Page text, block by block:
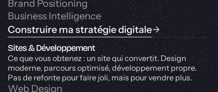
Brand Positioning
Business Intelligence
Construire ma stratégie digitale
Sites & Développement
Ce que vous obtenez : un site qui convertit. Design
moderne, parcours optimisé, développement propre.
Pas de refonte pour faire joli, mais pour vendre plus.
Web Design